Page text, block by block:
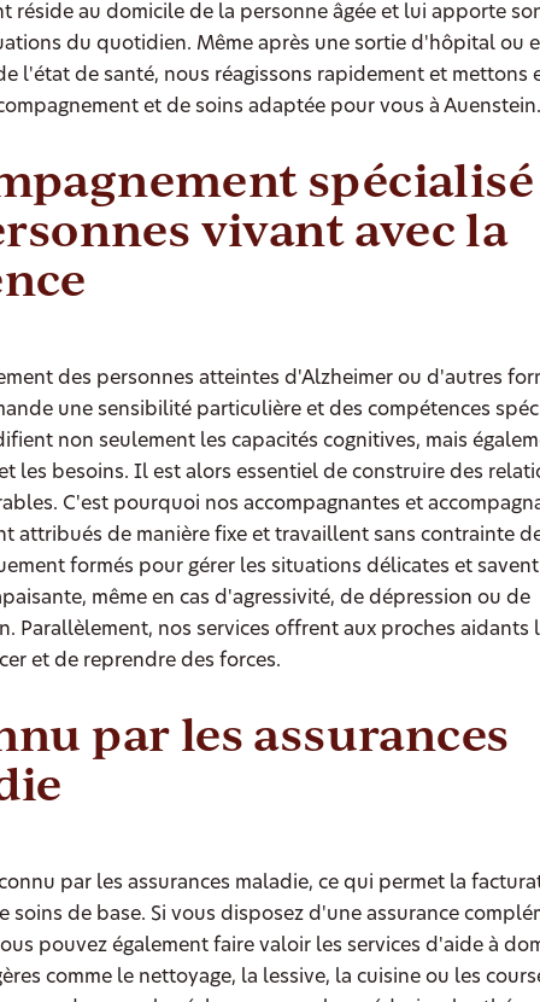
réside au domicile de la personne âgée et lui apporte
du quotidien. Même après une sortie d'hôpital ou
l'état de santé, nous réagissons rapidement et mettons
et de soins adaptée pour vous à Auenstein.
vivant avec la
des personnes atteintes d'Alzheimer ou d'autres
une sensibilité particulière et des compétences
non seulement les capacités cognitives, mais
les besoins. Il est alors essentiel de construire des
C'est pourquoi nos accompagnantes et
attribués de manière fixe et travaillent sans contrainte
formés pour gérer les situations délicates et
même en cas d'agressivité, de dépression ou de
Parallèlement, nos services offrent aux proches aidants
et de reprendre des forces.
par les assurances
par les assurances maladie, ce qui permet la
soins de base. Si vous disposez d'une assurance
pouvez également faire valoir les services d'aide à
comme le nettoyage, la lessive, la cuisine ou les